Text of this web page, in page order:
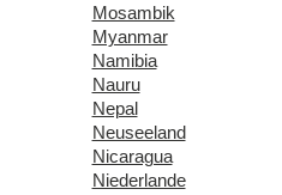
Mosambik
Myanmar
Namibia
Nauru
Nepal
Neuseeland
Nicaragua
Niederlande